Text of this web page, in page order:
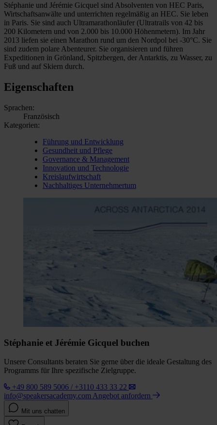
Stéphanie und Jérémie Gicquel sind Absolventen von HEC Paris,
Wirtschaftsanwälte und unterrichten regelmäßig an HEC. Sie leben
in Paris. Sie sind auch Ultramarathonläufer (Ultratrails von 42 bis
200 Kilometern und von 2.000 bis 10.000 Höhenmetern). Im Jahr
2013 liefen sie einen Marathon rund um den Nordpol bei -30°C. Sie
sind zudem polare Abenteurer. Sie organisieren und führen
Expeditionen in Grönland, Spitzbergen, der Antarktis, zu Wasser, zu
Fuß und auf Skiern durch.
Eigenschaften
Sprachen:
Französisch
Kategorien:
Führung und Entwicklung
Gesundheit und Pflege
Governance & Management
Innovation und Technologie
Kreislaufwirtschaft
Nachhaltiges Unternehmertum
Stéphanie et Jérémie Gicquel buchen
Unsere Consultants beraten Sie gerne über die ideale Gestaltung des
Programms für Ihre spezifische Zielgruppe.
+49 800 589 5006 / +3110 433 33 22
info@speakersacademy.com Angebot anfordern
Mit uns chatten